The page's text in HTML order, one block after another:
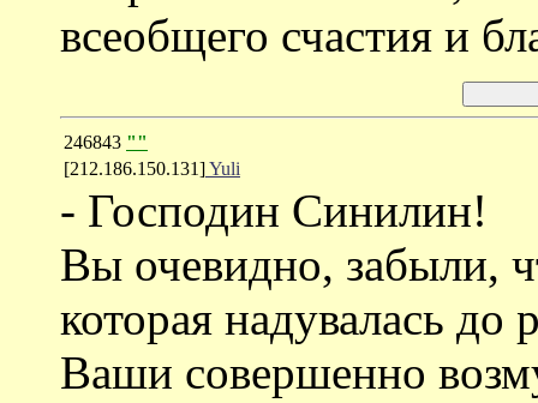
всеобщего счастия и
246843 ""
[212.186.150.131]Yuli
- Господин Синилин!
Вы очевидно, забыли,
которая надувалась до
Ваши совершенно